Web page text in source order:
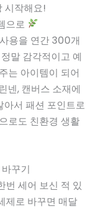
시작해요!
으로
용을 연간 300개
말 감각적이고 예
는 아이템이 되어
넨, 캔버스 소재에
서 패션 포인트로
로도 친환경 생활
꾸기
번 세어 보신 적 있
제로 바꾸면 매달